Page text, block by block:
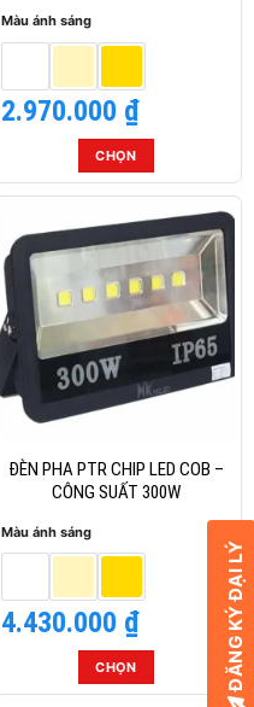
trang
phẩm
Màu ánh sáng
2.970.000 ₫
CHỌN
Sản
này
có
nhiều
biến
thể.
Các
tùy
chọn
thể
được
trang
sản
phẩm
ĐÈN PHA PTR CHIP LED COB –
CÔNG SUẤT 300W
Màu ánh sáng
4.430.000 ₫
CHỌN
Sản
ĐĂNG KÝ ĐẠI LÝ